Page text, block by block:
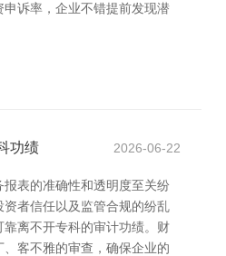
诉率，企业不错提前发现潜
功绩 2026-06-22
表的准确性和透明度至关纷
者信任以及监管合规的纷乱
离不开专科的审计功绩。财
客不雅的审查，确保企业的